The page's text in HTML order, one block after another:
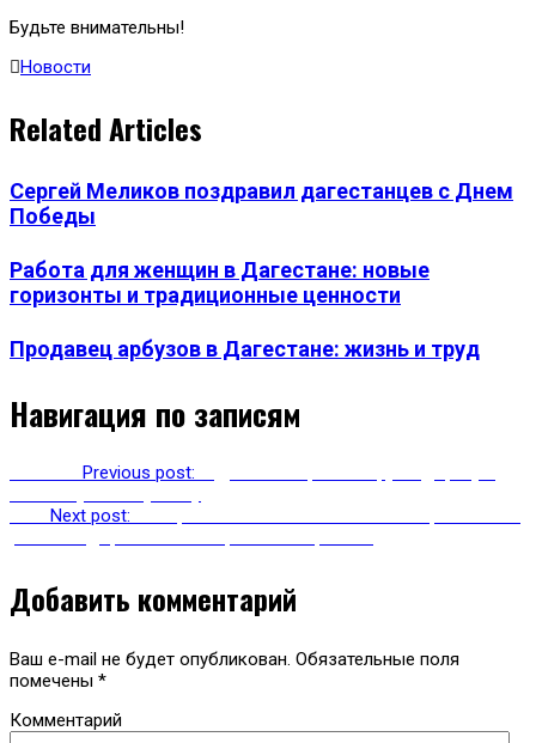
Будьте внимательны!
Новости
Related Articles
Сергей Меликов поздравил дагестанцев с Днем
Победы
Работа для женщин в Дагестане: новые
горизонты и традиционные ценности
Продавец арбузов в Дагестане: жизнь и труд
Навигация по записям
Previous post:
Next post:
Добавить комментарий
Ваш e-mail не будет опубликован. Обязательные поля
помечены *
Комментарий